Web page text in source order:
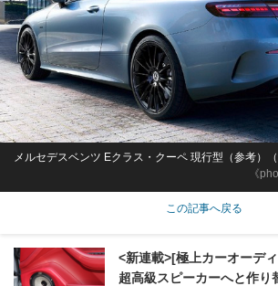
《
メルセデスベンツ Eクラス・クーペ 現行型（参考）（
この記事へ戻る
<新連載>[極上カーオーデ
超高級スピーカーへと作り